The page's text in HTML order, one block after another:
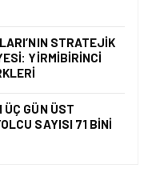
KONTROL
ZIYARET
• 05 AĞU 2026
STRATEJIK
YIRMIBIRINCI
ÜÇ GÜN ÜST
SAYISI 71 BINI